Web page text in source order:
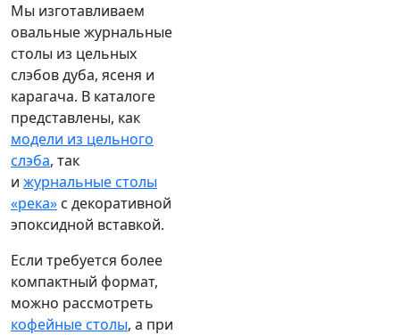
Мы изготавливаем
овальные журнальные
столы из цельных
слэбов дуба, ясеня и
карагача. В каталоге
представлены, как
модели из цельного
слэба, так
и журнальные столы
«река» с декоративной
эпоксидной вставкой.
Если требуется более
компактный формат,
можно рассмотреть
кофейные столы, а при